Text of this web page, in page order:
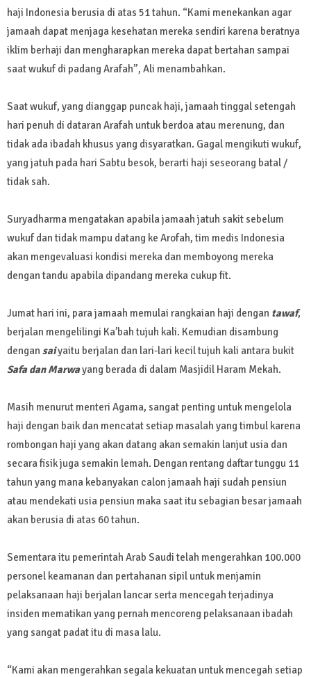
haji Indonesia berusia di atas 51 tahun. “Kami menekankan agar
jamaah dapat menjaga kesehatan mereka sendiri karena beratnya
iklim berhaji dan mengharapkan mereka dapat bertahan sampai
saat wukuf di padang Arafah”, Ali menambahkan.
Saat wukuf, yang dianggap puncak haji, jamaah tinggal setengah
hari penuh di dataran Arafah untuk berdoa atau merenung, dan
tidak ada ibadah khusus yang disyaratkan. Gagal mengikuti wukuf,
yang jatuh pada hari Sabtu besok, berarti haji seseorang batal /
tidak sah.
Suryadharma mengatakan apabila jamaah jatuh sakit sebelum
wukuf dan tidak mampu datang ke Arofah, tim medis Indonesia
akan mengevaluasi kondisi mereka dan memboyong mereka
dengan tandu apabila dipandang mereka cukup fit.
Jumat hari ini, para jamaah memulai rangkaian haji dengan tawaf,
berjalan mengelilingi Ka’bah tujuh kali. Kemudian disambung
dengan saiyaitu berjalan dan lari-lari kecil tujuh kali antara bukit
Safa dan Marwayang berada di dalam Masjidil Haram Mekah.
Masih menurut menteri Agama, sangat penting untuk mengelola
haji dengan baik dan mencatat setiap masalah yang timbul karena
rombongan haji yang akan datang akan semakin lanjut usia dan
secara fisik juga semakin lemah. Dengan rentang daftar tunggu 11
tahun yang mana kebanyakan calon jamaah haji sudah pensiun
atau mendekati usia pensiun maka saat itu sebagian besar jamaah
akan berusia di atas 60 tahun.
Sementara itu pemerintah Arab Saudi telah mengerahkan 100.000
personel keamanan dan pertahanan sipil untuk menjamin
pelaksanaan haji berjalan lancar serta mencegah terjadinya
insiden mematikan yang pernah mencoreng pelaksanaan ibadah
yang sangat padat itu di masa lalu.
“Kami akan mengerahkan segala kekuatan untuk mencegah setiap